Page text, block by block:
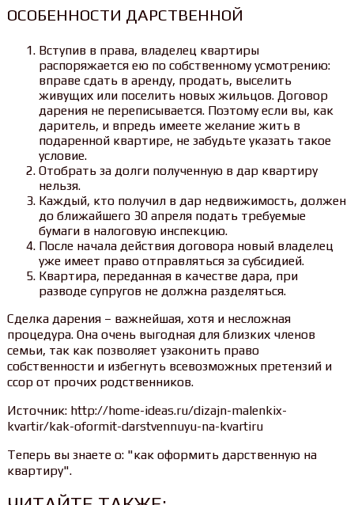
ОСОБЕННОСТИ ДАРСТВЕННОЙ
Вступив в права, владелец квартиры
распоряжается ею по собственному усмотрению:
вправе сдать в аренду, продать, выселить
живущих или поселить новых жильцов. Договор
дарения не переписывается. Поэтому если вы, как
даритель, и впредь имеете желание жить в
подаренной квартире, не забудьте указать такое
условие.
Отобрать за долги полученную в дар квартиру
нельзя.
Каждый, кто получил в дар недвижимость, должен
до ближайшего 30 апреля подать требуемые
бумаги в налоговую инспекцию.
После начала действия договора новый владелец
уже имеет право отправляться за субсидией.
Квартира, переданная в качестве дара, при
разводе супругов не должна разделяться.
Сделка дарения – важнейшая, хотя и несложная
процедура. Она очень выгодная для близких членов
семьи, так как позволяет узаконить право
собственности и избегнуть всевозможных претензий и
ссор от прочих родственников.
Источник: http://home-ideas.ru/dizajn-malenkix-
kvartir/kak-oformit-darstvennuyu-na-kvartiru
Теперь вы знаете о: "как оформить дарственную на
квартиру".